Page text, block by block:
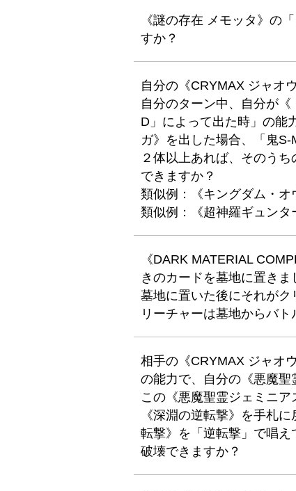
《謎の存在 メモッタ》の
すか？
自分の《CRYMAX ジャオ
自分のターン中、自分が
D」によって出た時」の能
ガ》を出した場合、「鬼
２体以上あれば、そのう
できますか？
類似例：《キングダム・オ
類似例：《超神羅ギュンタ
《DARK MATERIAL
きのカードを墓地に置きま
墓地に置いた後にそれが
リーチャーは墓地からバ
相手の《CRYMAX ジャオ
の能力で、自分の《悪魔聖
この《悪魔聖霊ジェミニ
《深淵の逆転撃》を手札
転撃》を「逆転撃」で唱
破壊できますか？